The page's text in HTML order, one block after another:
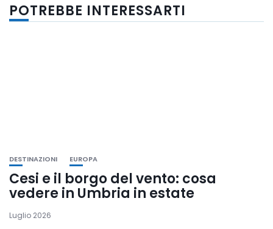
POTREBBE INTERESSARTI
DESTINAZIONI EUROPA
Cesi e il borgo del vento: cosa
vedere in Umbria in estate
Luglio 2026